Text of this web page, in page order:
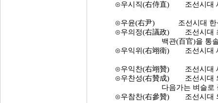
⊙우시직(右侍直) 조선시대
⊙우윤(右尹) 조선시대 한성
⊙우의정(右議政) 조선시대 최
백관(百官)을 통솔하고
⊙우익위(右翊衛) 조선시대
⊙우익찬(右翊贊) 조선시대
⊙우찬성(右贊成) 조선시대 의
다음가는 벼슬로 종 1
⊙우참찬(右參贊) 조선시대